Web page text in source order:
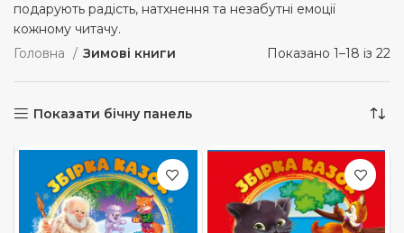
подарують радість, натхнення та незабутні емоції
кожному читачу.
Головна
Зимові книги Показано 1–18 із 22
Показати бічну панель